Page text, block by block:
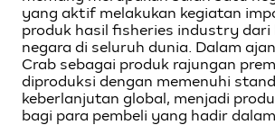
yang aktif melakukan kegiatan
produk hasil fisheries industry dari
negara di seluruh dunia. Dalam
Crab sebagai produk rajungan
diproduksi dengan memenuhi
keberlanjutan global, menjadi
bagi para pembeli yang hadir